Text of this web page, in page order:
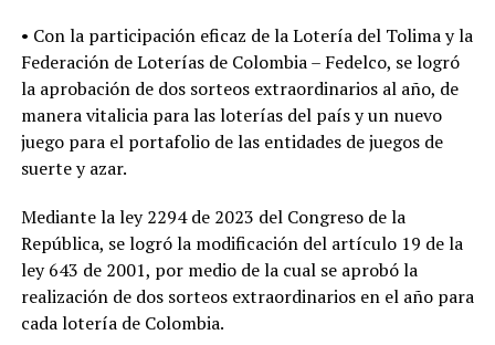
• Con la participación eficaz de la Lotería del Tolima y la
Federación de Loterías de Colombia – Fedelco, se logró
la aprobación de dos sorteos extraordinarios al año, de
manera vitalicia para las loterías del país y un nuevo
juego para el portafolio de las entidades de juegos de
suerte y azar.
Mediante la ley 2294 de 2023 del Congreso de la
República, se logró la modificación del artículo 19 de la
ley 643 de 2001, por medio de la cual se aprobó la
realización de dos sorteos extraordinarios en el año para
cada lotería de Colombia.